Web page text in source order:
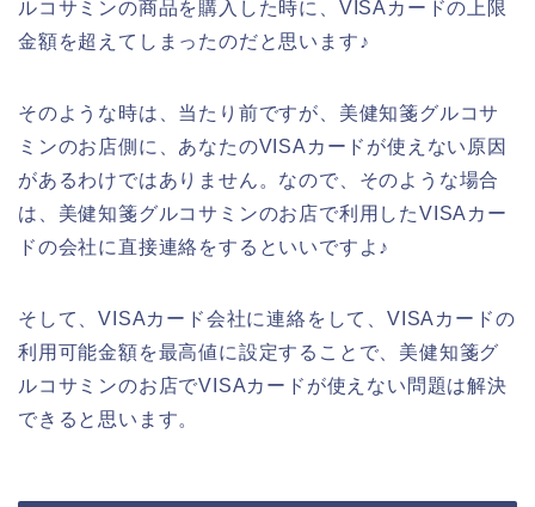
ルコサミンの商品を購入した時に、VISAカードの上限
金額を超えてしまったのだと思います♪
そのような時は、当たり前ですが、美健知箋グルコサ
ミンのお店側に、あなたのVISAカードが使えない原因
があるわけではありません。なので、そのような場合
は、美健知箋グルコサミンのお店で利用したVISAカー
ドの会社に直接連絡をするといいですよ♪
そして、VISAカード会社に連絡をして、VISAカードの
利用可能金額を最高値に設定することで、美健知箋グ
ルコサミンのお店でVISAカードが使えない問題は解決
できると思います。